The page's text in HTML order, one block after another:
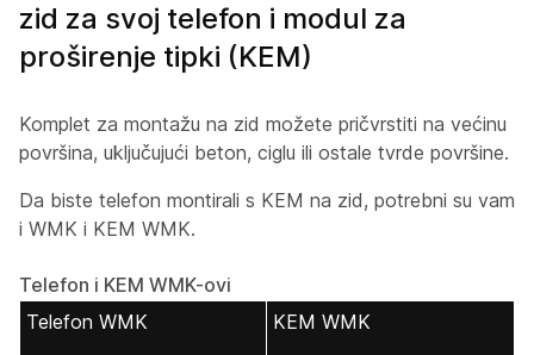
zid za svoj telefon i modul za
proširenje tipki (KEM)
Komplet za montažu na zid možete pričvrstiti na većinu
površina, uključujući beton, ciglu ili ostale tvrde površine.
Da biste telefon montirali s KEM na zid, potrebni su vam
i WMK i KEM WMK.
Telefon i KEM WMK-ovi
Telefon WMK
KEM WMK